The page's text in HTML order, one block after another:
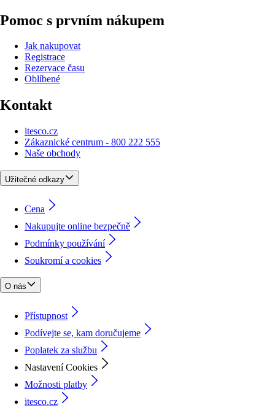
Pomoc s prvním nákupem
Jak nakupovat
Registrace
Rezervace času
Oblíbené
Kontakt
itesco.cz
Zákaznické centrum - 800 222 555
Naše obchody
Užitečné odkazy
Cena
Nakupujte online bezpečně
Podmínky používání
Soukromí a cookies
O nás
Přístupnost
Podívejte se, kam doručujeme
Poplatek za službu
Nastavení Cookies
Možnosti platby
itesco.cz